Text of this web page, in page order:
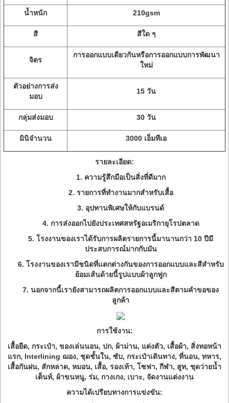
น้ำหนัก 210gsm
สี สีใด ๆ
จิตร
การออกแบบเดียวกันหรือการออกแบบการพัฒนา
ใหม่
ตัวอย่างการส่ง
มอบ
15 วัน
กลุ่มส่งมอบ 30 วัน
มินิจำนวน 3000 เอ็มทีเอ
รายละเอียด:
1. ความรู้สึกมือเป็นสิ่งที่ดีมาก
2. รายการที่ทำงานมากสำหรับเสื้อ
3. อุปทานพิเศษให้กับแบรนด์
4. การส่งออกไปยังประเทศสหรัฐอเมริกายุโรปตลาด
5. โรงงานของเราได้รับการผลิตรายการนี้มานานกว่า 10 ปีมี
ประสบการณ์มากกับมัน
6. โรงงานของเรามีชนิดที่แตกต่างกันของการออกแบบและสีสำหรับ
ย้อมเส้นด้ายนี้รูปแบบผ้าลูกฟูก
7. นอกจากนี้เรายังสามารถผลิตการออกแบบและสีตามคำขอของ
ลูกค้า
การใช้งาน:
เสื้อยืด, กระเป๋า, ของเล่นนอน, ปก, ผ้าม่าน, แต่งตัว, เสื้อผ้า, สิ่งทอหน้า
แรก, Interlining ฌอง, ชุดชั้นใน, ซับ, กระเป๋าเดินทาง, ที่นอน, ทหาร,
เสื้อกันฝน, สักหลาด, หมอน, เสื้อ, รองเท้า, โซฟา, กีฬา, สูท, ชุดว่ายน้ำ
เต็นท์, ผ้าขนหนู, ร่ม, กางเกง, เบาะ, จัดงานแต่งงาน
ความได้เปรียบทางการแข่งขัน: